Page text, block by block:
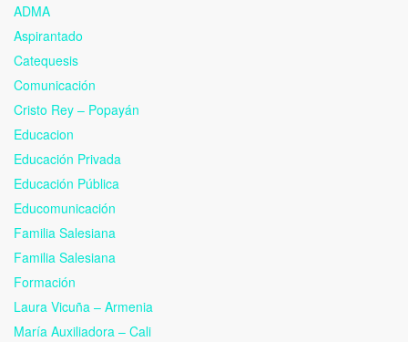
ADMA
Aspirantado
Catequesis
Comunicación
Cristo Rey – Popayán
Educacion
Educación Privada
Educación Pública
Educomunicación
Familia Salesiana
Familia Salesiana
Formación
Laura Vicuña – Armenia
María Auxiliadora – Cali